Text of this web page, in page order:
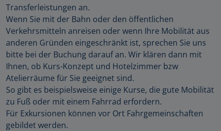
Transferleistungen an.
Wenn Sie mit der Bahn oder den öffentlichen
Verkehrsmitteln anreisen oder wenn Ihre Mobilität aus
anderen Gründen eingeschränkt ist, sprechen Sie uns
bitte bei der Buchung darauf an. Wir klären dann mit
Ihnen, ob Kurs-Konzept und Hotelzimmer bzw
Atelierräume für Sie geeignet sind.
So gibt es beispielsweise einige Kurse, die gute Mobilität
zu Fuß oder mit einem Fahrrad erfordern.
Für Exkursionen können vor Ort Fahrgemeinschaften
gebildet werden.